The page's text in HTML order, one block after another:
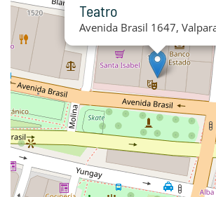
Teatro
Avenida Brasil 1647,